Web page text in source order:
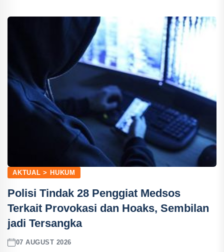
AKTUAL > HUKUM
Polisi Tindak 28 Penggiat Medsos
Terkait Provokasi dan Hoaks, Sembilan
jadi Tersangka
07 AUGUST 2026